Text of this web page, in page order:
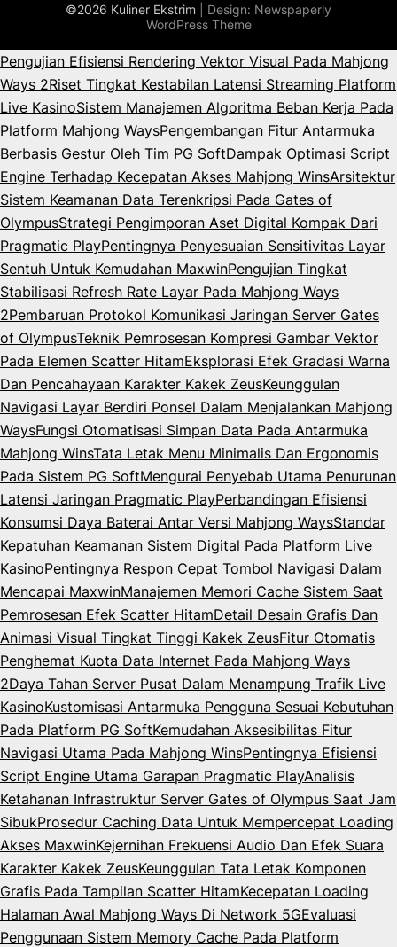
©2026 Kuliner Ekstrim | Design: Newspaperly
WordPress Theme
Pengujian Efisiensi Rendering Vektor Visual Pada Mahjong
Ways 2Riset Tingkat Kestabilan Latensi Streaming Platform
Live KasinoSistem Manajemen Algoritma Beban Kerja Pada
Platform Mahjong WaysPengembangan Fitur Antarmuka
Berbasis Gestur Oleh Tim PG SoftDampak Optimasi Script
Engine Terhadap Kecepatan Akses Mahjong WinsArsitektur
Sistem Keamanan Data Terenkripsi Pada Gates of
OlympusStrategi Pengimporan Aset Digital Kompak Dari
Pragmatic PlayPentingnya Penyesuaian Sensitivitas Layar
Sentuh Untuk Kemudahan MaxwinPengujian Tingkat
Stabilisasi Refresh Rate Layar Pada Mahjong Ways
2Pembaruan Protokol Komunikasi Jaringan Server Gates
of OlympusTeknik Pemrosesan Kompresi Gambar Vektor
Pada Elemen Scatter HitamEksplorasi Efek Gradasi Warna
Dan Pencahayaan Karakter Kakek ZeusKeunggulan
Navigasi Layar Berdiri Ponsel Dalam Menjalankan Mahjong
WaysFungsi Otomatisasi Simpan Data Pada Antarmuka
Mahjong WinsTata Letak Menu Minimalis Dan Ergonomis
Pada Sistem PG SoftMengurai Penyebab Utama Penurunan
Latensi Jaringan Pragmatic PlayPerbandingan Efisiensi
Konsumsi Daya Baterai Antar Versi Mahjong WaysStandar
Kepatuhan Keamanan Sistem Digital Pada Platform Live
KasinoPentingnya Respon Cepat Tombol Navigasi Dalam
Mencapai MaxwinManajemen Memori Cache Sistem Saat
Pemrosesan Efek Scatter HitamDetail Desain Grafis Dan
Animasi Visual Tingkat Tinggi Kakek ZeusFitur Otomatis
Penghemat Kuota Data Internet Pada Mahjong Ways
2Daya Tahan Server Pusat Dalam Menampung Trafik Live
KasinoKustomisasi Antarmuka Pengguna Sesuai Kebutuhan
Pada Platform PG SoftKemudahan Aksesibilitas Fitur
Navigasi Utama Pada Mahjong WinsPentingnya Efisiensi
Script Engine Utama Garapan Pragmatic PlayAnalisis
Ketahanan Infrastruktur Server Gates of Olympus Saat Jam
SibukProsedur Caching Data Untuk Mempercepat Loading
Akses MaxwinKejernihan Frekuensi Audio Dan Efek Suara
Karakter Kakek ZeusKeunggulan Tata Letak Komponen
Grafis Pada Tampilan Scatter HitamKecepatan Loading
Halaman Awal Mahjong Ways Di Network 5GEvaluasi
Penggunaan Sistem Memory Cache Pada Platform